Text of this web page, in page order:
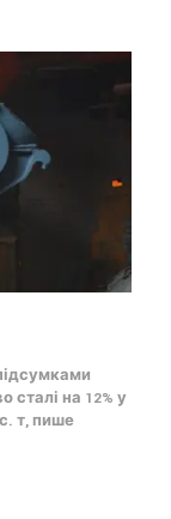
сталі на 12% у
т, пише